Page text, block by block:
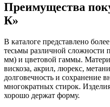
Преимущества
К»
В каталоге представлено
тесьмы различной сложности
мм) и цветовой гаммы.
вискоза, акрил, люрекс,
долговечность и сохранение
многократных стирок.
хорошо держат форму.